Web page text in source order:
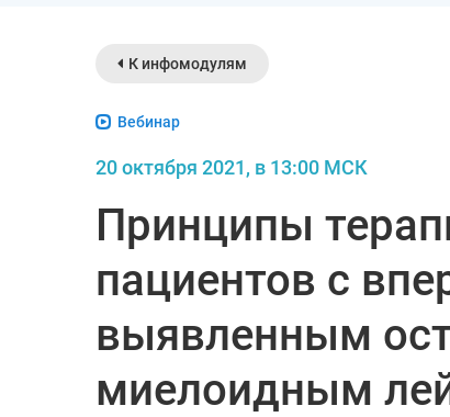
К инфомодулям
Вебинар
20 октября 2021, в 13:00 МСК
Принципы
пациентов с
выявленным
миелоидным